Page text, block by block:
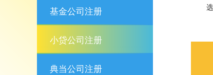
基金公司注册
小贷公司注册
典当公司注册